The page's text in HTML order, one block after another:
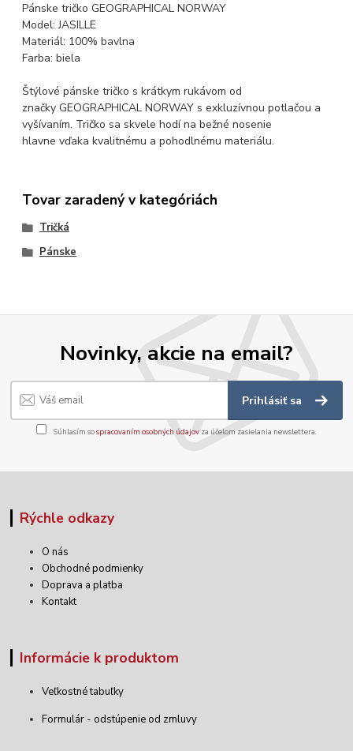
Pánske tričko GEOGRAPHICAL NORWAY
Model: JASILLE
Materiál: 100% bavlna
Farba: biela
Štýlové pánske tričko s krátkym rukávom od
značky GEOGRAPHICAL NORWAY s exkluzívnou potlačou a
vyšívaním. Tričko sa skvele hodí na bežné nosenie
hlavne vďaka kvalitnému a pohodlnému materiálu.
Tovar zaradený v kategóriách
Tričká
Pánske
Novinky, akcie na email?
Prihlásiť sa
Súhlasím sospracovaním osobných údajov za účelom zasielania newslettera.
Rýchle odkazy
O nás
Obchodné podmienky
Doprava a platba
Kontakt
Informácie k produktom
Veľkostné tabuľky
Formulár - odstúpenie od zmluvy